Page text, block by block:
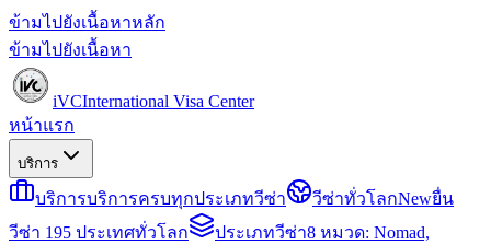
ข้ามไปยังเนื้อหาหลัก
ข้ามไปยังเนื้อหา
iVCInternational Visa Center
หน้าแรก
บริการ
บริการบริการครบทุกประเภทวีซ่า วีซ่าทั่วโลกNewยื่น
วีซ่า 195 ประเทศทั่วโลก
ประเภทวีซ่า8 หมวด: Nomad,